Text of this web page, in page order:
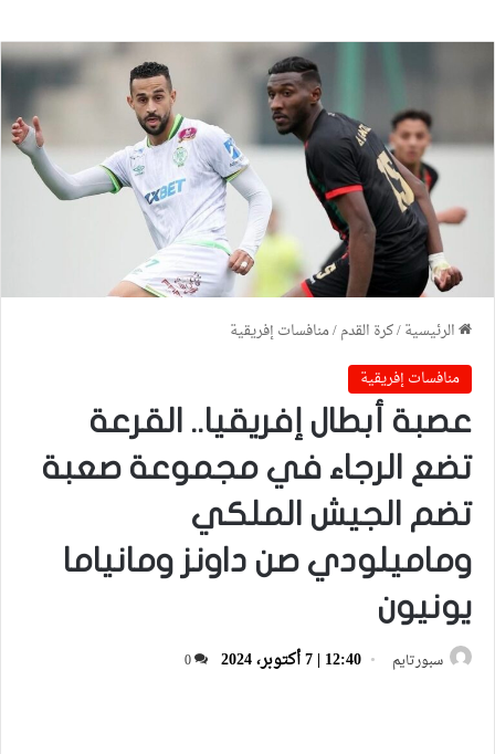
الرئيسية/كرة القدم/منافسات إفريقية
منافسات إفريقية
عصبة أبطال إفريقيا.. القرعة
تضع الرجاء في مجموعة صعبة
تضم الجيش الملكي
وماميلودي صن داونز ومانياما
يونيون
سبورتايم 12:40 | 7 أكتوبر، 2024 0